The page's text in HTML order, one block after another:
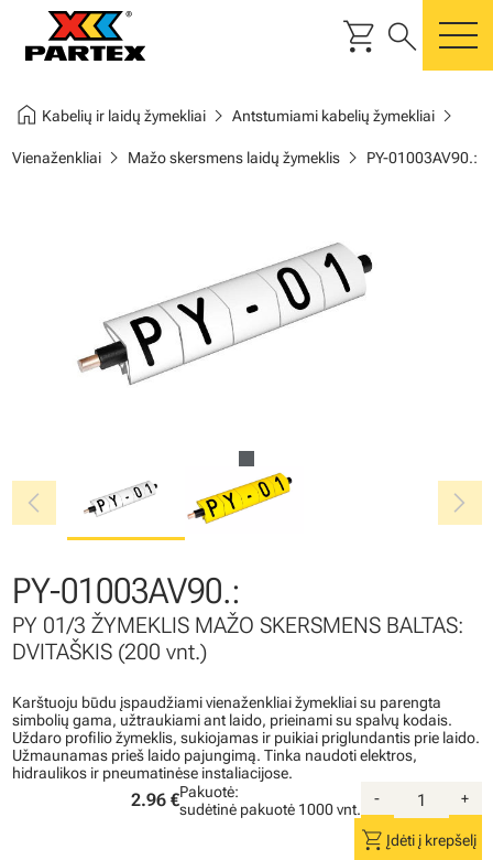
shopping_cart search
home Kabelių ir laidų žymekliaichevron_right Antstumiami kabelių žymekliaichevron_right
Vienaženkliaichevron_right Mažo skersmens laidų žymeklischevron_right PY-01003AV90.:
chevron_left chevron_right
PY-01003AV90.:
PY 01/3 ŽYMEKLIS MAŽO SKERSMENS BALTAS:
DVITAŠKIS (200 vnt.)
Karštuoju būdu įspaudžiami vienaženkliai žymekliai su parengta
simbolių gama, užtraukiami ant laido, prieinami su spalvų kodais.
Uždaro profilio žymeklis, sukiojamas ir puikiai priglundantis prie laido.
Užmaunamas prieš laido pajungimą. Tinka naudoti elektros,
hidraulikos ir pneumatinėse instaliacijose.
2.96 €Pakuotė:
sudėtinė pakuotė 1000 vnt.
- +
shopping_cart Įdėti į krepšelį